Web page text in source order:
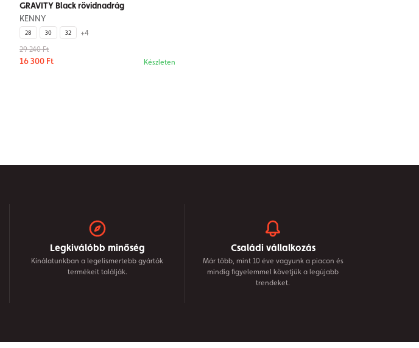
GRAVITY Black rövidnadrág
KENNY
28 30 32
+4
29 240 Ft
16 300 Ft Készleten
Legkiválóbb minőség
Kínálatunkban a legelismertebb gyártók
termékeit találják.
Családi vállalkozás
Már több, mint 10 éve vagyunk a piacon és
mindig figyelemmel követjük a legújabb
trendeket.